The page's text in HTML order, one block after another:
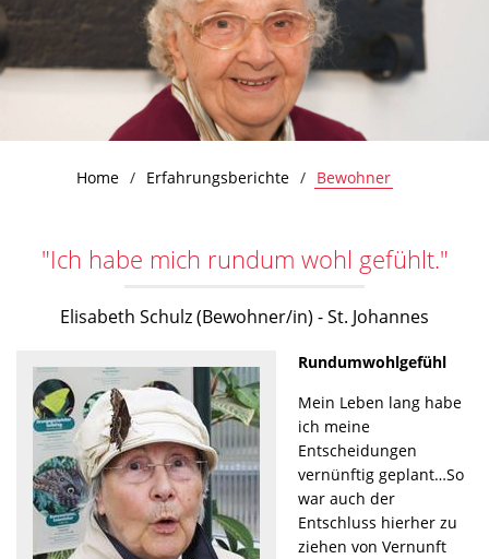
Home Erfahrungsberichte Bewohner
"Ich habe mich rundum wohl gefühlt."
Elisabeth Schulz (Bewohner/in) - St. Johannes
Rundumwohlgefühl
Mein Leben lang habe
ich meine
Entscheidungen
vernünftig geplant…So
war auch der
Entschluss hierher zu
ziehen von Vernunft